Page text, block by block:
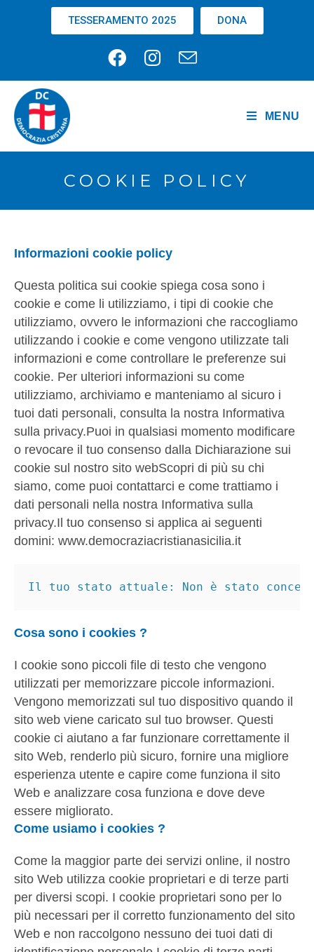
TESSERAMENTO 2025 DONA
MENU
COOKIE POLICY
Informazioni cookie policy
Questa politica sui cookie spiega cosa sono i
cookie e come li utilizziamo, i tipi di cookie che
utilizziamo, ovvero le informazioni che raccogliamo
utilizzando i cookie e come vengono utilizzate tali
informazioni e come controllare le preferenze sui
cookie. Per ulteriori informazioni su come
utilizziamo, archiviamo e manteniamo al sicuro i
tuoi dati personali, consulta la nostra Informativa
sulla privacy.Puoi in qualsiasi momento modificare
o revocare il tuo consenso dalla Dichiarazione sui
cookie sul nostro sito webScopri di più su chi
siamo, come puoi contattarci e come trattiamo i
dati personali nella nostra Informativa sulla
privacy.Il tuo consenso si applica ai seguenti
domini: www.democraziacristianasicilia.it
Il tuo stato attuale: Non è stato
Cosa sono i cookies ?
I cookie sono piccoli file di testo che vengono
utilizzati per memorizzare piccole informazioni.
Vengono memorizzati sul tuo dispositivo quando il
sito web viene caricato sul tuo browser. Questi
cookie ci aiutano a far funzionare correttamente il
sito Web, renderlo più sicuro, fornire una migliore
esperienza utente e capire come funziona il sito
Web e analizzare cosa funziona e dove deve
essere migliorato.
Come usiamo i cookies ?
Come la maggior parte dei servizi online, il nostro
sito Web utilizza cookie proprietari e di terze parti
per diversi scopi. I cookie proprietari sono per lo
più necessari per il corretto funzionamento del sito
Web e non raccolgono nessuno dei tuoi dati di